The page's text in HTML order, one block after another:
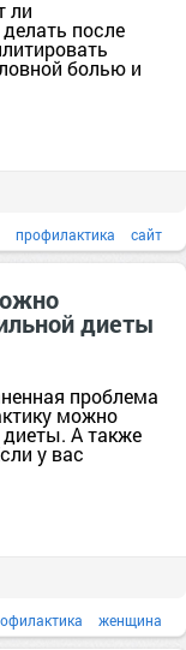
ли
после
болью и
профилактика сайт
диеты
проблема
можно
А также
у вас
женщина